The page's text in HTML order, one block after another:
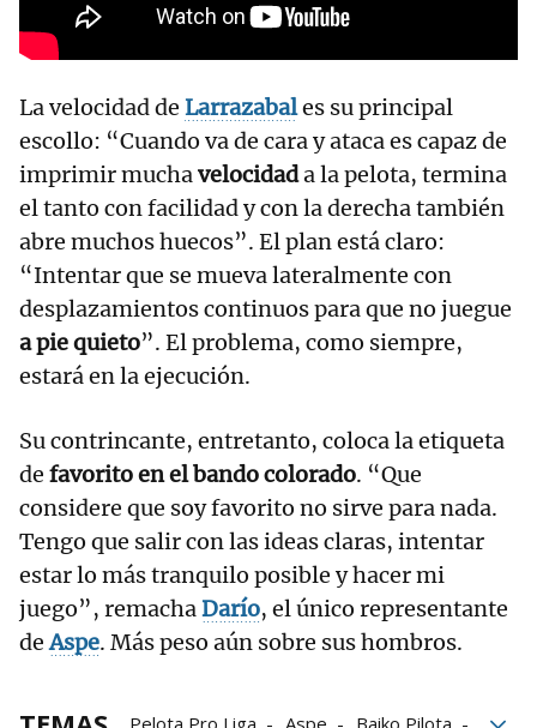
La velocidad de Larrazabales su principal
escollo: “Cuando va de cara y ataca es capaz de
imprimir muchavelocidada la pelota, termina
el tanto con facilidad y con la derecha también
abre muchos huecos”. El plan está claro:
“Intentar que se mueva lateralmente con
desplazamientos continuos para que no juegue
a pie quieto”. El problema, como siempre,
estará en la ejecución.
Su contrincante, entretanto, coloca la etiqueta
de favorito en el bando colorado. “Que
considere que soy favorito no sirve para nada.
Tengo que salir con las ideas claras, intentar
estar lo más tranquilo posible y hacer mi
juego”, remachaDarío, el único representante
deAspe. Más peso aún sobre sus hombros.